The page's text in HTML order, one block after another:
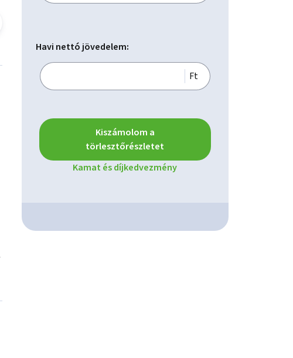
Havi nettó jövedelem:
Ft
Kiszámolom a
törlesztőrészletet
Kamat és díjkedvezmény